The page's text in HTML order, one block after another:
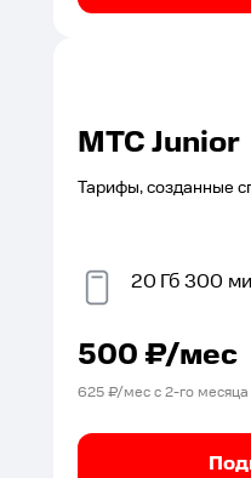
МТС Junior
Тарифы, созданные
20 Гб300
500₽/мес
625₽/мес с2-го месяца